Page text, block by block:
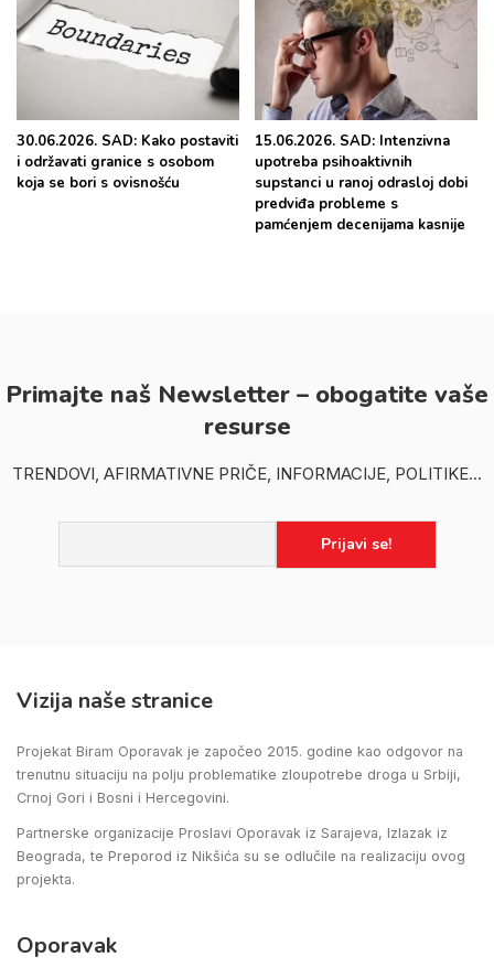
30.06.2026. SAD: Kako postaviti
i održavati granice s osobom
koja se bori s ovisnošću
15.06.2026. SAD: Intenzivna
upotreba psihoaktivnih
supstanci u ranoj odrasloj dobi
predviđa probleme s
pamćenjem decenijama kasnije
Primajte naš Newsletter – obogatite vaše
resurse
TRENDOVI, AFIRMATIVNE PRIČE, INFORMACIJE, POLITIKE...
Vizija naše stranice
Projekat Biram Oporavak je započeo 2015. godine kao odgovor na
trenutnu situaciju na polju problematike zloupotrebe droga u Srbiji,
Crnoj Gori i Bosni i Hercegovini.
Partnerske organizacije Proslavi Oporavak iz Sarajeva, Izlazak iz
Beograda, te Preporod iz Nikšića su se odlučile na realizaciju ovog
projekta.
Oporavak